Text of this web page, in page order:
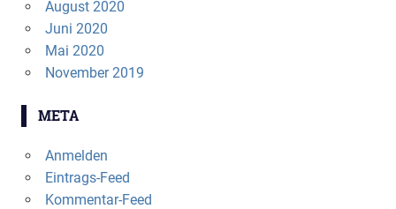
August 2020
Juni 2020
Mai 2020
November 2019
META
Anmelden
Eintrags-Feed
Kommentar-Feed